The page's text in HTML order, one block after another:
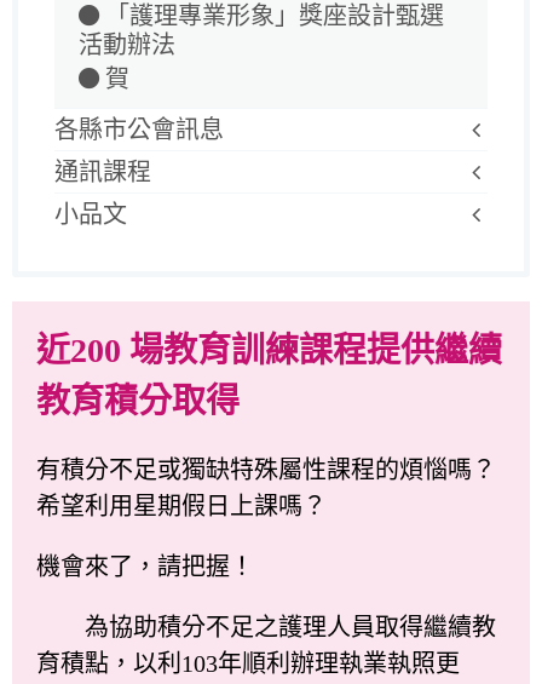
「護理專業形象」獎座設計甄選
活動辦法
賀
各縣市公會訊息
通訊課程
小品文
近200 場教育訓練課程提供繼續
教育積分取得
有積分不足或獨缺特殊屬性課程的煩惱嗎？
希望利用星期假日上課嗎？
機會來了，請把握！
為協助積分不足之護理人員取得繼續教
育積點，以利103年順利辦理執業執照更